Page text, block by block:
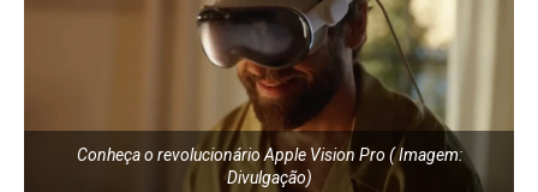
Conheça o revolucionário Apple Vision Pro ( Imagem:
Divulgação)